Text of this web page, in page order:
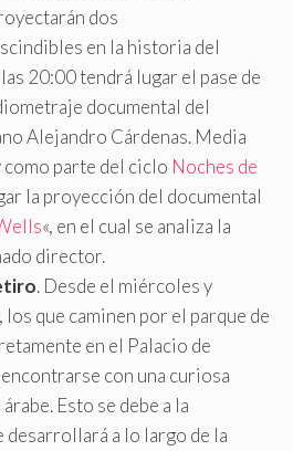
dos
en la historia del
20:00 tendrá lugar el pase de
documental del
Alejandro Cárdenas. Media
como parte del ciclo Noches de
la proyección del documental
«, en el cual se analiza la
director.
. Desde el miércoles y
los que caminen por el parque de
en el Palacio de
con una curiosa
Esto se debe a la
desarrollará a lo largo de la